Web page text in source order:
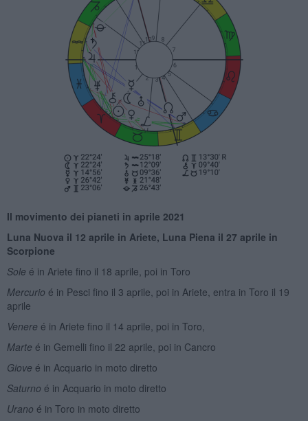
Il movimento dei pianeti in aprile 2021
Luna Nuova il 1 2 aprile in Ariete, Luna Piena il 27 aprile in
Scorpione
Sole é in Ariete fino il 18 aprile, poi in Toro
Mercurio é in Pesci fino il 3 aprile, poi in Ariete, entra in Toro il 19
aprile
Venere é in Ariete fino il 14 aprile, poi in Toro,
Marte é in Gemelli fino il 22 aprile, poi in Cancro
Giove é in Acquario in moto diretto
Saturno é in Acquario in moto diretto
Urano é in Toro in moto diretto